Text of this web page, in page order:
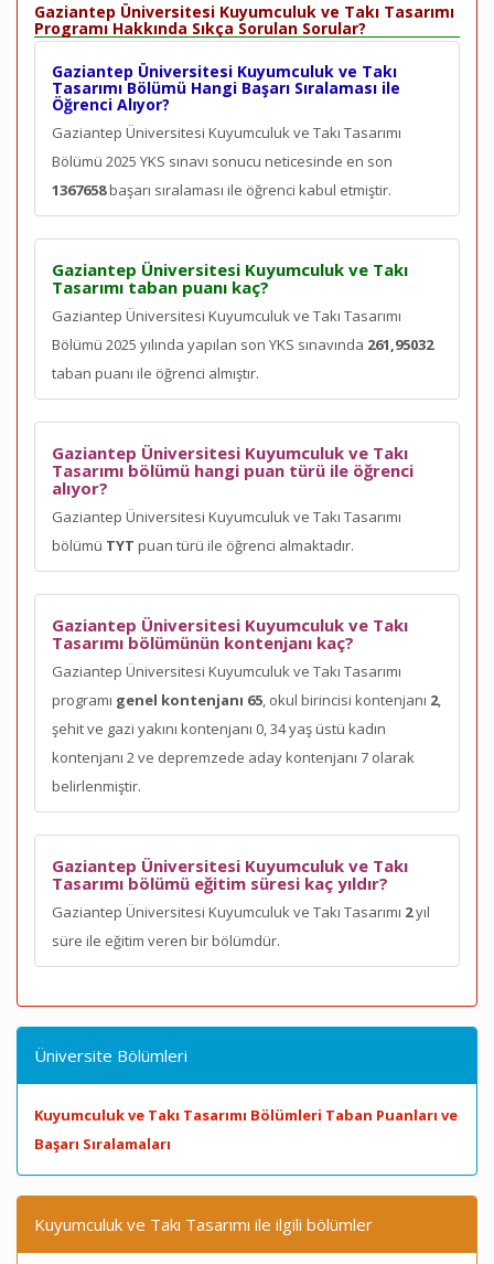
Gaziantep Üniversitesi Kuyumculuk ve Takı Tasarımı
Programı Hakkında Sıkça Sorulan Sorular?
Gaziantep Üniversitesi Kuyumculuk ve Takı
Tasarımı Bölümü Hangi Başarı Sıralaması ile
Öğrenci Alıyor?
Gaziantep Üniversitesi Kuyumculuk ve Takı Tasarımı
Bölümü 2025 YKS sınavı sonucu neticesinde en son
1367658başarı sıralaması ile öğrenci kabul etmiştir.
Gaziantep Üniversitesi Kuyumculuk ve Takı
Tasarımı taban puanı kaç?
Gaziantep Üniversitesi Kuyumculuk ve Takı Tasarımı
Bölümü 2025 yılında yapılan son YKS sınavında 261,95032
taban puanı ile öğrenci almıştır.
Gaziantep Üniversitesi Kuyumculuk ve Takı
Tasarımı bölümü hangi puan türü ile öğrenci
alıyor?
Gaziantep Üniversitesi Kuyumculuk ve Takı Tasarımı
bölümü TYT puan türü ile öğrenci almaktadır.
Gaziantep Üniversitesi Kuyumculuk ve Takı
Tasarımı bölümünün kontenjanı kaç?
Gaziantep Üniversitesi Kuyumculuk ve Takı Tasarımı
programı genel kontenjanı 65, okul birincisi kontenjanı 2,
şehit ve gazi yakını kontenjanı 0, 34 yaş üstü kadın
kontenjanı 2 ve depremzede aday kontenjanı 7 olarak
belirlenmiştir.
Gaziantep Üniversitesi Kuyumculuk ve Takı
Tasarımı bölümü eğitim süresi kaç yıldır?
Gaziantep Üniversitesi Kuyumculuk ve Takı Tasarımı 2yıl
süre ile eğitim veren bir bölümdür.
Üniversite Bölümleri
Kuyumculuk ve Takı Tasarımı Bölümleri Taban Puanları ve
Başarı Sıralamaları
Kuyumculuk ve Takı Tasarımı ile ilgili bölümler